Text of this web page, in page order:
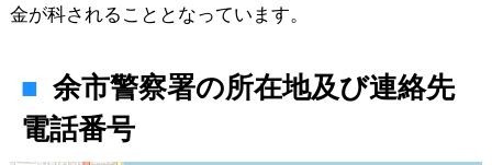
金が科されることとなっています。
余市警察署の所在地及び連絡先
電話番号